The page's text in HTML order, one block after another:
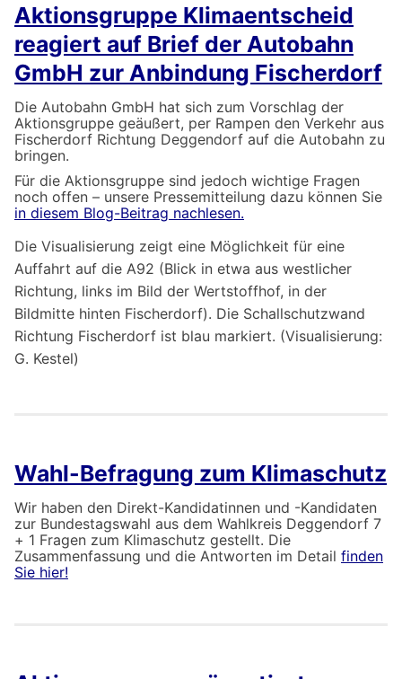
Aktionsgruppe Klimaentscheid
reagiert auf Brief der Autobahn
GmbH zur Anbindung Fischerdorf
Die Autobahn GmbH hat sich zum Vorschlag der
Aktionsgruppe geäußert, per Rampen den Verkehr aus
Fischerdorf Richtung Deggendorf auf die Autobahn zu
bringen.
Für die Aktionsgruppe sind jedoch wichtige Fragen
noch offen – unsere Pressemitteilung dazu können Sie
in diesem Blog-Beitrag nachlesen.
Die Visualisierung zeigt eine Möglichkeit für eine
Auffahrt auf die A92 (Blick in etwa aus westlicher
Richtung, links im Bild der Wertstoffhof, in der
Bildmitte hinten Fischerdorf). Die Schallschutzwand
Richtung Fischerdorf ist blau markiert. (Visualisierung:
G. Kestel)
Wahl-Befragung zum Klimaschutz
Wir haben den Direkt-Kandidatinnen und -Kandidaten
zur Bundestagswahl aus dem Wahlkreis Deggendorf 7
+ 1 Fragen zum Klimaschutz gestellt. Die
Zusammenfassung und die Antworten im Detail finden
Sie hier!